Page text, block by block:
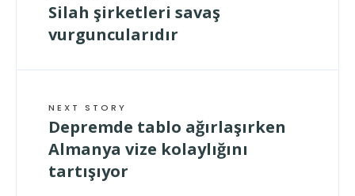
Silah şirketleri savaş
vurguncularıdır
NEXT STORY
Depremde tablo ağırlaşırken
Almanya vize kolaylığını
tartışıyor